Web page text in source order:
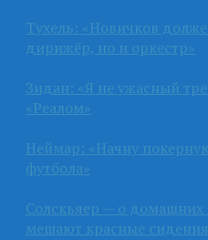
Тухель: «Новичков
дирижёр, но и оркестр»
Зидан: «Я не ужасный
«Реалом»
Неймар: «Начну
футбола»
Солскьяер — о
мешают красные